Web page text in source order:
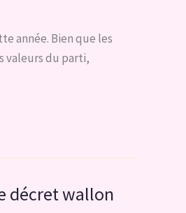
année. Bien que les
valeurs du parti,
décret wallon